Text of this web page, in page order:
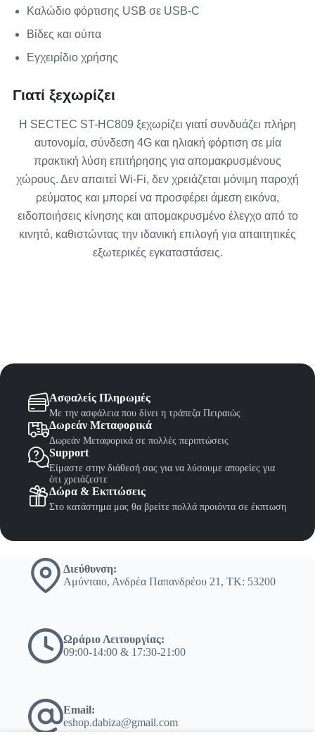
Καλώδιο φόρτισης USB σε USB-C
Βίδες και ούπα
Εγχειρίδιο χρήσης
Γιατί ξεχωρίζει
Η SECTEC ST-HC809 ξεχωρίζει γιατί συνδυάζει πλήρη
αυτονομία, σύνδεση 4G και ηλιακή φόρτιση σε μία
πρακτική λύση επιτήρησης για απομακρυσμένους
χώρους. Δεν απαιτεί Wi-Fi, δεν χρειάζεται μόνιμη παροχή
ρεύματος και μπορεί να προσφέρει άμεση εικόνα,
ειδοποιήσεις κίνησης και απομακρυσμένο έλεγχο από το
κινητό, καθιστώντας την ιδανική επιλογή για απαιτητικές
εξωτερικές εγκαταστάσεις.
Ασφαλείς Πληρωμές
Με την ασφάλεια που δίνει η τράπεζα Πειραιώς
Δωρεάν Μεταφορικά
Δωρεάν Μεταφορικά σε πολλές περιπτώσεις
Support
Είμαστε στην διάθεσή σας για να λύσουμε απορείες για
ότι χρειάζεστε
Δώρα & Εκπτώσεις
Στο κατάστημα μας θα βρείτε πολλά προιόντα σε έκπτωση
Διεύθυνση:
Αμύνταιο, Ανδρέα Παπανδρέου 21, ΤΚ: 53200
Ωράριο Λειτουργίας:
09:00-14:00 & 17:30-21:00
Email:
eshop.dabiza@gmail.com